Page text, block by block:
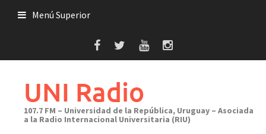
Menú Superior
UNI Radio
107.7 FM – Universidad de la República, Uruguay – Asociada
a la Radio Internacional Universitaria (RIU)